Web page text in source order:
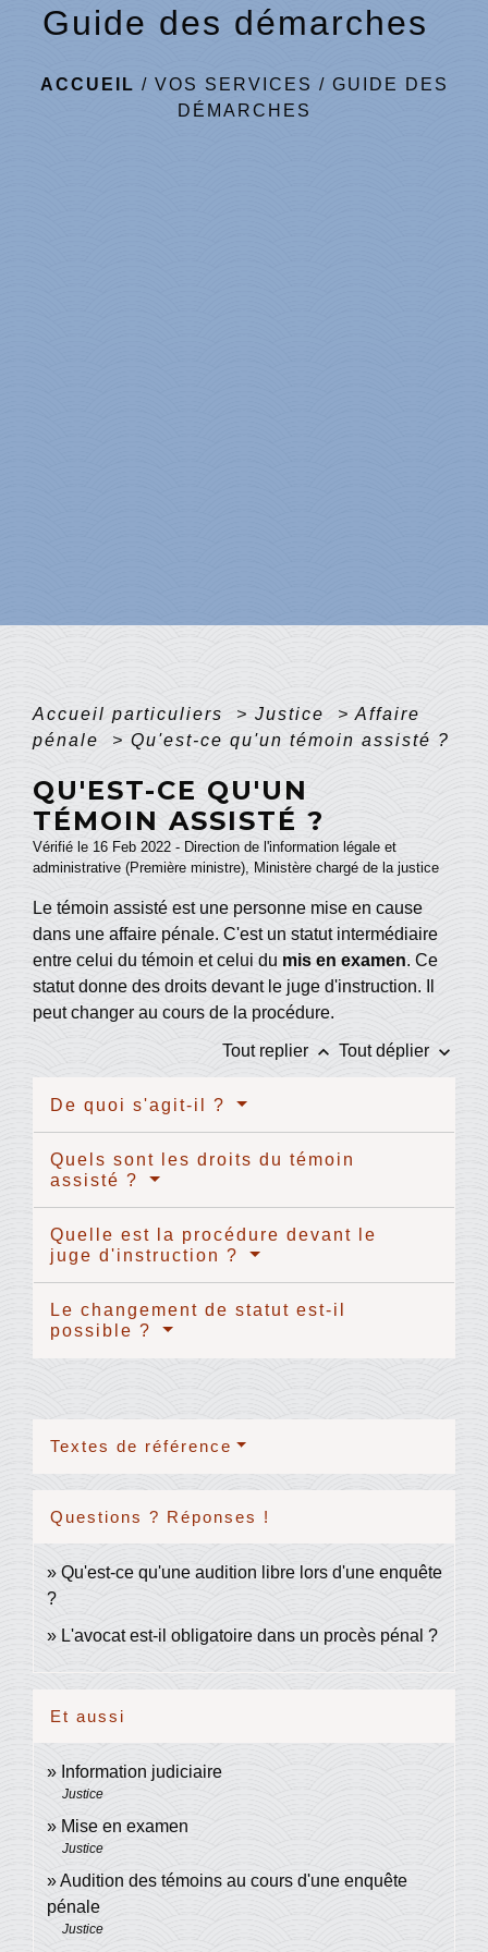
Guide des démarches
ACCUEIL / VOS SERVICES / GUIDE DES
DÉMARCHES
Accueil particuliers > Justice > Affaire
pénale
> Qu'est-ce qu'un témoin assisté ?
QU'EST-CE QU'UN
TÉMOIN ASSISTÉ ?
Vérifié le 16 Feb 2022 - Direction de l'information légale et
administrative (Première ministre), Ministère chargé de la justice
Le témoin assisté est une personne mise en cause
dans une affaire pénale. C'est un statut intermédiaire
entre celui du témoin et celui du mis en examen. Ce
statut donne des droits devant le juge d'instruction. Il
peut changer au cours de la procédure.
Tout replier keyboard_arrow_up Tout déplier keyboard_arrow_down
De quoi s'agit-il ?
Quels sont les droits du témoin
assisté ?
Quelle est la procédure devant le
juge d'instruction ?
Le changement de statut est-il
possible ?
Textes de référence
Questions ? Réponses !
Qu'est-ce qu'une audition libre lors d'une enquête
?
L'avocat est-il obligatoire dans un procès pénal ?
Et aussi
Information judiciaire
Justice
Mise en examen
Justice
Audition des témoins au cours d'une enquête
pénale
Justice